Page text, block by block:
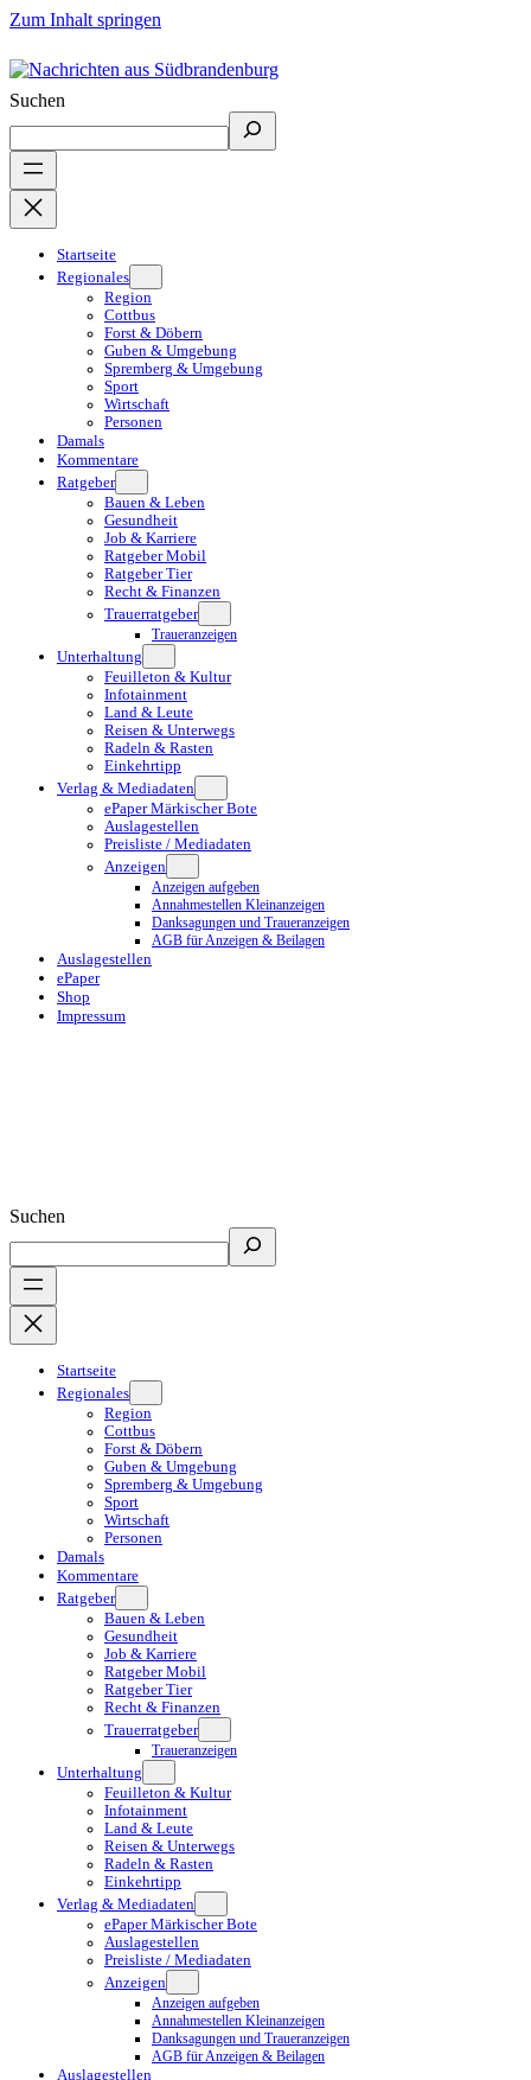
Zum Inhalt springen
Suchen
Startseite
Regionales
Region
Cottbus
Forst & Döbern
Guben & Umgebung
Spremberg & Umgebung
Sport
Wirtschaft
Personen
Damals
Kommentare
Ratgeber
Bauen & Leben
Gesundheit
Job & Karriere
Ratgeber Mobil
Ratgeber Tier
Recht & Finanzen
Trauerratgeber
Traueranzeigen
Unterhaltung
Feuilleton & Kultur
Infotainment
Land & Leute
Reisen & Unterwegs
Radeln & Rasten
Einkehrtipp
Verlag & Mediadaten
ePaper Märkischer Bote
Auslagestellen
Preisliste / Mediadaten
Anzeigen
Anzeigen aufgeben
Annahmestellen Kleinanzeigen
Danksagungen und Traueranzeigen
AGB für Anzeigen & Beilagen
Auslagestellen
ePaper
Shop
Impressum
Suchen
Startseite
Regionales
Region
Cottbus
Forst & Döbern
Guben & Umgebung
Spremberg & Umgebung
Sport
Wirtschaft
Personen
Damals
Kommentare
Ratgeber
Bauen & Leben
Gesundheit
Job & Karriere
Ratgeber Mobil
Ratgeber Tier
Recht & Finanzen
Trauerratgeber
Traueranzeigen
Unterhaltung
Feuilleton & Kultur
Infotainment
Land & Leute
Reisen & Unterwegs
Radeln & Rasten
Einkehrtipp
Verlag & Mediadaten
ePaper Märkischer Bote
Auslagestellen
Preisliste / Mediadaten
Anzeigen
Anzeigen aufgeben
Annahmestellen Kleinanzeigen
Danksagungen und Traueranzeigen
AGB für Anzeigen & Beilagen
Auslagestellen